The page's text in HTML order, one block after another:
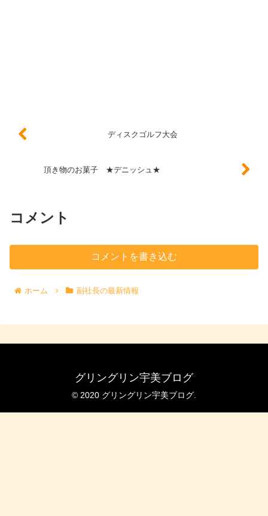
ディスクゴルフ大会
頂き物のお菓子 ★デニッシュ★
コメント
コメントを書き込む
ホーム 副社長の最新情報
グリングリン宇美ブログ
© 2020 グリングリン宇美ブログ.